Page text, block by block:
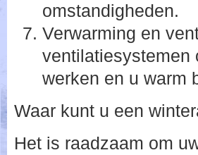
omstandigheden.
Verwarming en
ventilatiesystemen
werken en u warm
Waar kunt u een
Het is raadzaam om